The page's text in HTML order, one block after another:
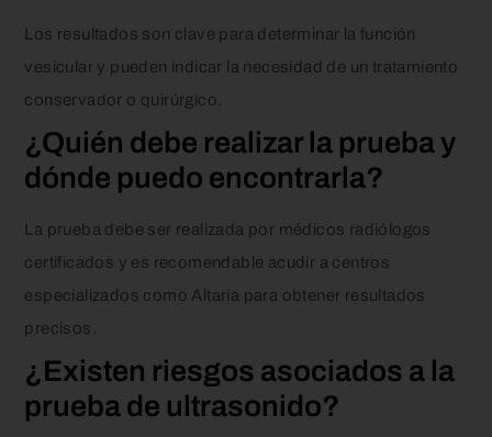
Los resultados son clave para determinar la función
vesicular y pueden indicar la necesidad de un tratamiento
conservador o quirúrgico.
¿Quién debe realizar la prueba y
dónde puedo encontrarla?
La prueba debe ser realizada por médicos radiólogos
certificados y es recomendable acudir a centros
especializados como Altaria para obtener resultados
precisos.
¿Existen riesgos asociados a la
prueba de ultrasonido?